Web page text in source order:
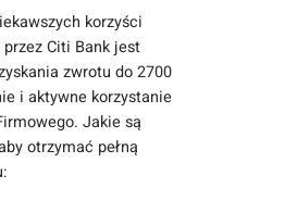
korzyści
Citi Bank jest
zwrotu do 2700
i aktywne korzystanie
Jakie są
otrzymać pełną